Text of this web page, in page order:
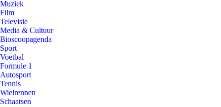
Muziek
Film
Televisie
Media & Cultuur
Bioscoopagenda
Sport
Voetbal
Formule 1
Autosport
Tennis
Wielrennen
Schaatsen